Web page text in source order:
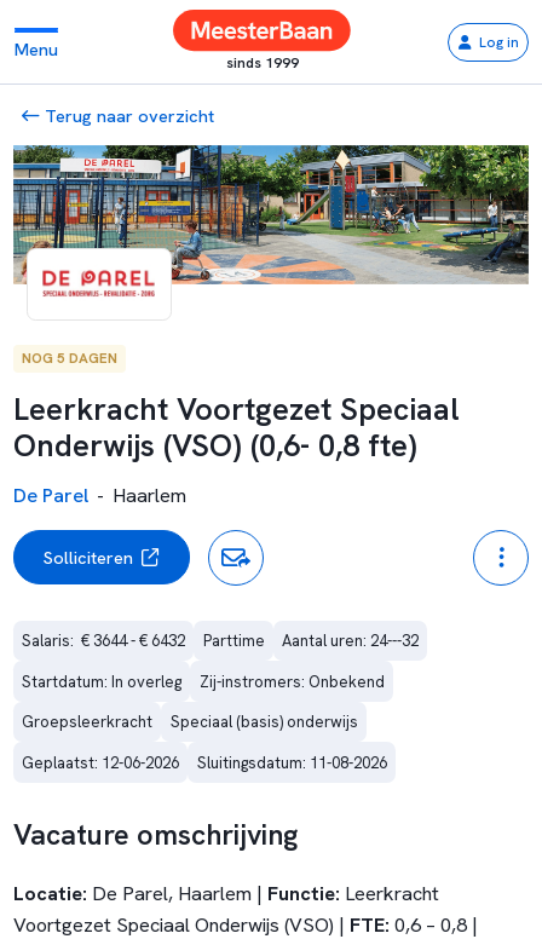
Menu
sinds 1999
Log in
Terug naar overzicht
NOG 5 DAGEN
Leerkracht Voortgezet Speciaal
Onderwijs (VSO) (0,6- 0,8 fte)
De Parel - Haarlem
Solliciteren
Salaris:  € 3644 - € 6432 Parttime
Aantal uren: 24---32
Startdatum: In overleg
Zij-instromers: Onbekend
Groepsleerkracht
Speciaal (basis) onderwijs
Geplaatst: 12-06-2026
Sluitingsdatum: 11-08-2026
Vacature omschrijving
Locatie: De Parel, Haarlem | Functie: Leerkracht
Voortgezet Speciaal Onderwijs (VSO) | FTE: 0,6 – 0,8 |